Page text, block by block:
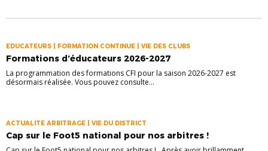
EDUCATEURS | FORMATION CONTINUE | VIE DES CLUBS
Formations d’éducateurs 2026-2027
La programmation des formations CFI pour la saison 2026-2027 est
désormais réalisée. Vous pouvez consulte...
ACTUALITE ARBITRAGE | VIE DU DISTRICT
Cap sur le Foot5 national pour nos arbitres !